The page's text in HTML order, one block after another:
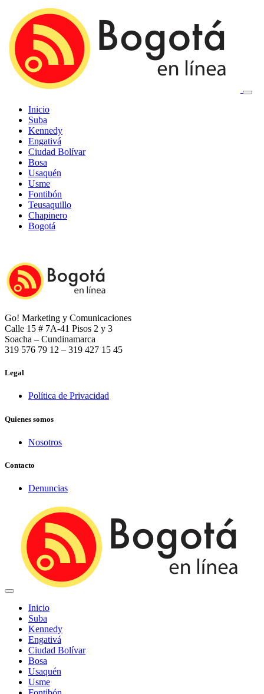
Inicio
Suba
Kennedy
Engativá
Ciudad Bolívar
Bosa
Usaquén
Usme
Fontibón
Teusaquillo
Chapinero
Bogotá
Go! Marketing y Comunicaciones
Calle 15 # 7A-41 Pisos 2 y 3
Soacha – Cundinamarca
319 576 79 12 – 319 427 15 45
Legal
Política de Privacidad
Quienes somos
Nosotros
Contacto
Denuncias
Inicio
Suba
Kennedy
Engativá
Ciudad Bolívar
Bosa
Usaquén
Usme